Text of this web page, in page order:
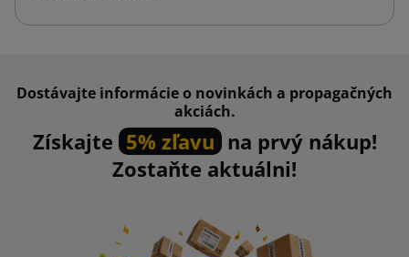
Dostávajte informácie o novinkách a propagačných
akciách.
Získajte 5% zľavu na prvý nákup!
Zostaňte aktuálni!